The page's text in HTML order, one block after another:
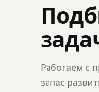
Работаем с
запас